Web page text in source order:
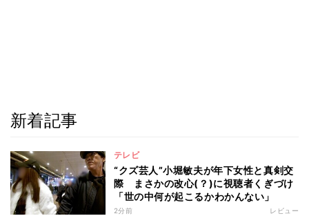
新着記事
テレビ
“クズ芸人”小堀敏夫が年下女性と真剣交
際 まさかの改心(？)に視聴者くぎづけ
「世の中何が起こるかわかんない」
2分前 レビュー